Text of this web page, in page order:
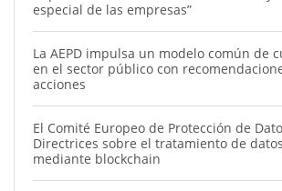
especial de las empresas”
La AEPD impulsa un modelo común de
en el sector público con
acciones
El Comité Europeo de Protección de
Directrices sobre el tratamiento de
mediante blockchain